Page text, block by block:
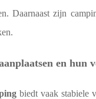
Daarnaast zijn
en hun
biedt vaak stabiele